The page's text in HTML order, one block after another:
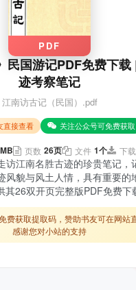
PDF
民国游记PDF免费下
迹考察笔记
江南访古记（民国）.pdf
直接查看 关注公众号可免费获取
页数 26页 文件 1个 下载
访江南名胜古迹的珍贵笔记，
风貌与风土人情，具有重要的
其26双开页完整版PDF免费下
费获取提取码，赞助书友可在网站
感谢您对小站的支持